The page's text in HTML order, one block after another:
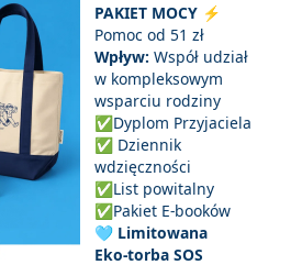
PAKIET MOCY ⚡
Pomoc od 51 zł
Wpływ: Współ udział
w kompleksowym
wsparciu rodziny
✅Dyplom Przyjaciela
✅ Dziennik
wdzięczności
✅List powitalny
✅Pakiet E-booków
🩵 Limitowana
Eko-torba SOS